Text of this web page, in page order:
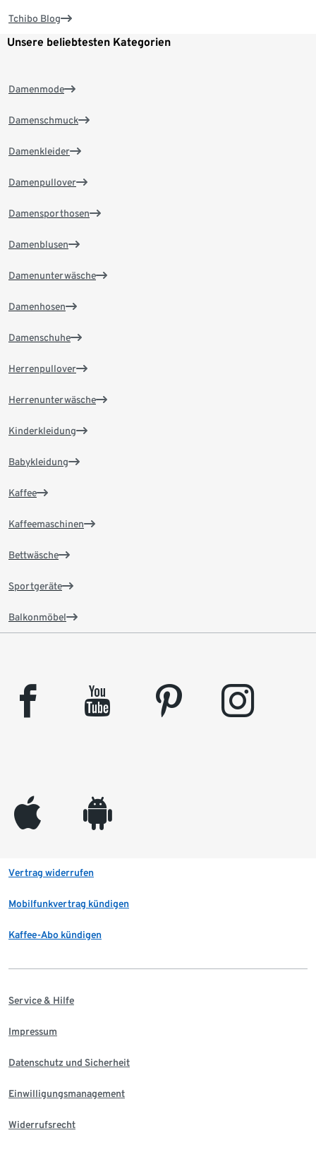
Tchibo Blog
Unsere beliebtesten Kategorien
Damenmode
Damenschmuck
Damenkleider
Damenpullover
Damensporthosen
Damenblusen
Damenunterwäsche
Damenhosen
Damenschuhe
Herrenpullover
Herrenunterwäsche
Kinderkleidung
Babykleidung
Kaffee
Kaffeemaschinen
Bettwäsche
Sportgeräte
Balkonmöbel
facebook youtube pinterest instagram
appleinc android
Vertrag widerrufen
Mobilfunkvertrag kündigen
Kaffee-Abo kündigen
Service & Hilfe
Impressum
Datenschutz und Sicherheit
Einwilligungsmanagement
Widerrufsrecht